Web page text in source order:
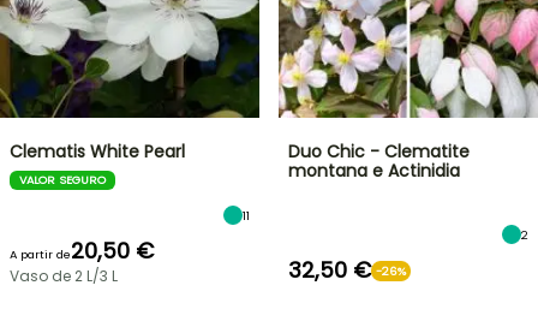
Clematis White Pearl
VALOR SEGURO
11
A partir de20,50 €
Vaso de 2 L/3 L
Duo Chic - Clematite
montana e Actinidia
2
32,50 € -26%